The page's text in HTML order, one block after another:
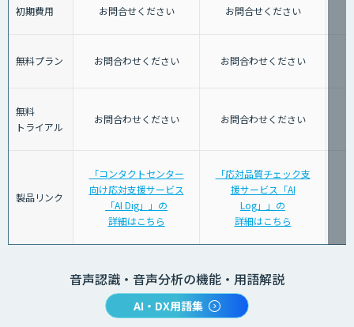
初期費用 お問合せください お問合せください
無料プラン お問合わせください お問合わせください
無料
トライアル
お問合わせください お問合わせください
製品リンク
「コンタクトセンター
向け応対支援サービス
「AI Dig」」の
詳細はこちら
「応対品質チェック支
援サービス「AI
Log」」の
詳細はこちら
音声認識・音声分析の機能・用語解説
AI・DX用語集